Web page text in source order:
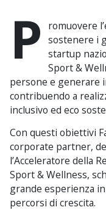
P
romuovere
sostenere i
startup
Sport &
persone e generare
contribuendo a
inclusivo ed eco
Con questi obiettivi
corporate partner,
l’Acceleratore della
Sport & Wellness,
grande esperienza
percorsi di crescita.